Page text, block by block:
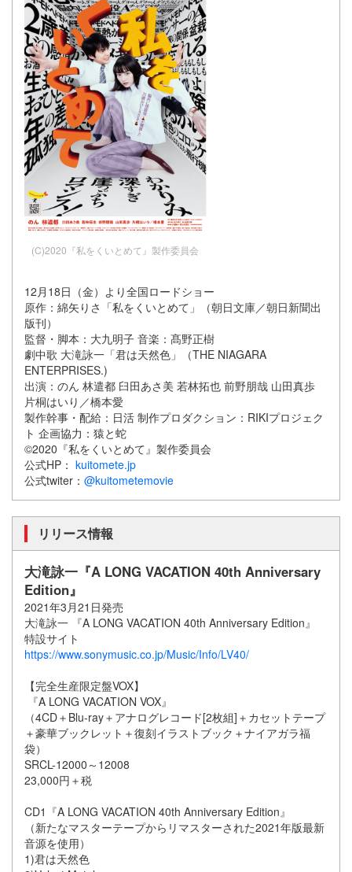
(C)2020『私をくいとめて』製作委員会
12月18日（金）より全国ロードショー
原作：綿矢りさ「私をくいとめて」（朝日文庫／朝日新聞出
版刊）
監督・脚本：大九明子 音楽：髙野正樹
劇中歌 大滝詠一「君は天然色」（THE NIAGARA
ENTERPRISES.)
出演：のん 林遣都 臼田あさ美 若林拓也 前野朋哉 山田真歩
片桐はいり／橋本愛
製作幹事・配給：日活 制作プロダクション：RIKIプロジェク
ト 企画協力：猿と蛇
©2020『私をくいとめて』製作委員会
公式HP： kuitomete.jp
公式twiter： @kuitometemovie
リリース情報
大滝詠一『A LONG VACATION 40th Anniversary
Edition』
2021年3月21日発売
大滝詠一 『A LONG VACATION 40th Anniversary Edition』
特設サイト
https://www.sonymusic.co.jp/Music/Info/LV40/
【完全生産限定盤VOX】
『A LONG VACATION VOX』
（4CD＋Blu-ray＋アナログレコード[2枚組]＋カセットテープ
＋豪華ブックレット＋復刻イラストブック＋ナイアガラ福
袋）
SRCL-12000～12008
23,000円＋税
CD1『A LONG VACATION 40th Anniversary Edition』
（新たなマスターテープからリマスターされた2021年版最新
音源を使用）
1)君は天然色